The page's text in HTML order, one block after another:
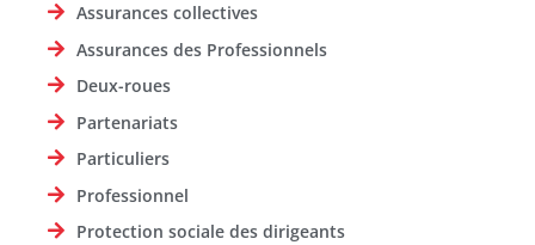
Assurances collectives
Assurances des Professionnels
Deux-roues
Partenariats
Particuliers
Professionnel
Protection sociale des dirigeants